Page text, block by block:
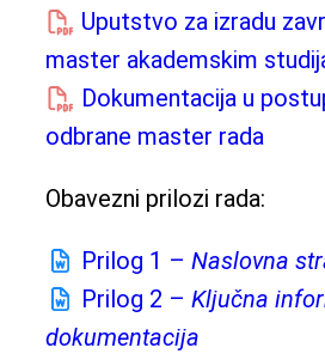
Uputstvo za izradu
master akademskim
Dokumentacija u
odbrane master rada
Obavezni prilozi rada:
Prilog 1 – Naslovna
Prilog 2 – Ključna
dokumentacija